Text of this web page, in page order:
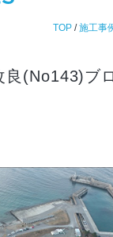
TOP /施工事
良(No143)ブ